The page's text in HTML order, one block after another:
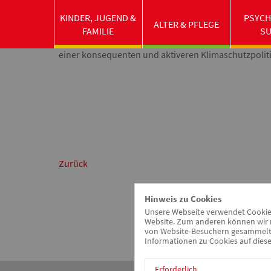
Initiative der Tagesstätte "Brücke" in Weißenburg
einer konsequenten und aktiveren
Zurück
KINDER, JUGEND &
FAMILIE
ALTER & PFLEGE
Hinweis zu Cookies
Unsere Webseite verwendet
Website. Zum anderen können
von Website-Besuchern
Informationen zu Cookies auf